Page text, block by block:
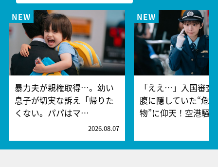
暴力夫が親権取得…。幼い
息子が切実な訴え「帰りた
くない。パパはマ…
2026.08.07
「ええ…」入国審査
腹に隠していた“危
物”に仰天！空港騒